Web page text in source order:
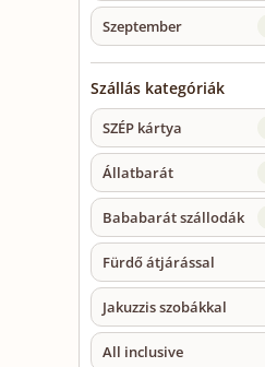
Szeptember
Szállás kategóriák
SZÉP kártya
Állatbarát
Bababarát szállodák
Fürdő átjárással
Jakuzzis szobákkal
All inclusive